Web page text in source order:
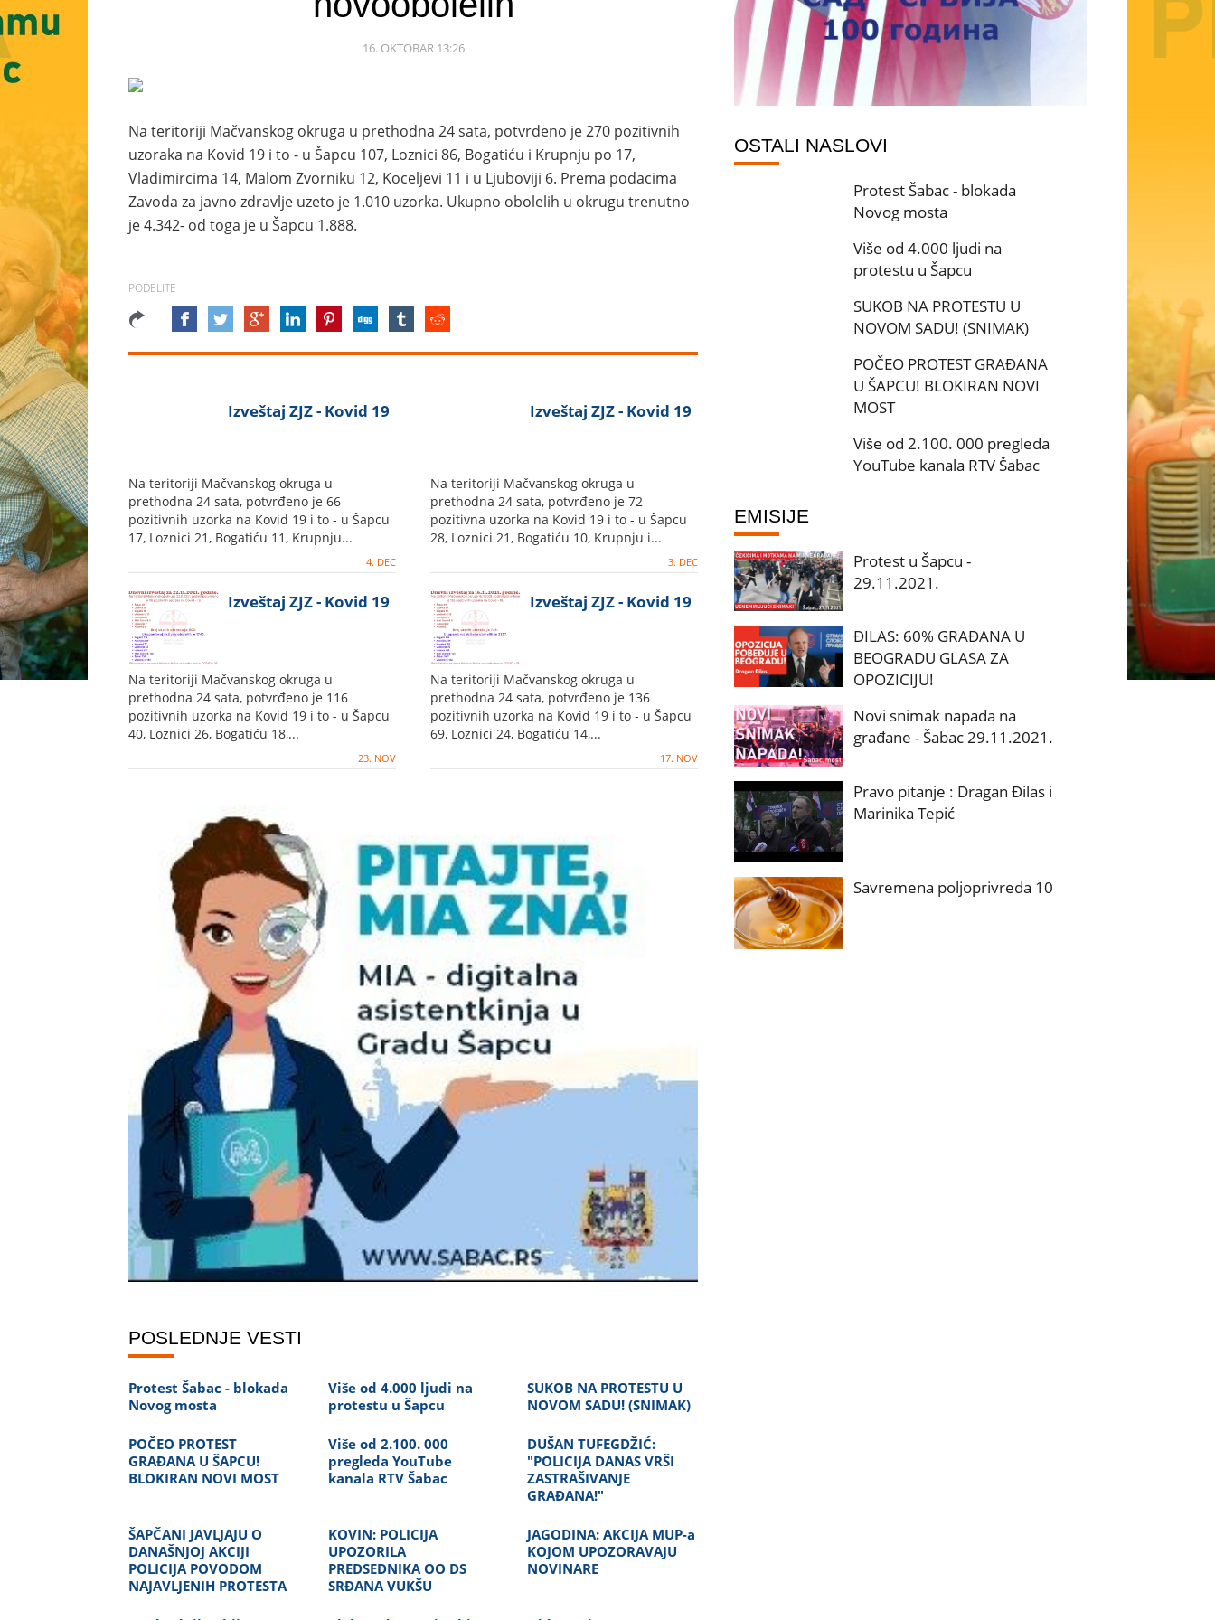
16. OKTOBAR 13:26
Na teritoriji Mačvanskog okruga u prethodna 24 sata, potvrđeno je 270 pozitivnih
uzoraka na Kovid 19 i to - u Šapcu 107, Loznici 86, Bogatiću i Krupnju po 17,
Vladimircima 14, Malom Zvorniku 12, Koceljevi 11 i u Ljuboviji 6. Prema podacima
Zavoda za javno zdravlje uzeto je 1.010 uzorka. Ukupno obolelih u okrugu trenutno
je 4.342- od toga je u Šapcu 1.888.
PODELITE
Izveštaj ZJZ - Kovid 19
Na teritoriji Mačvanskog okruga u
prethodna 24 sata, potvrđeno je 66
pozitivnih uzorka na Kovid 19 i to - u Šapcu
17, Loznici 21, Bogatiću 11, Krupnju...
4. DEC
Izveštaj ZJZ - Kovid 19
Na teritoriji Mačvanskog okruga u
prethodna 24 sata, potvrđeno je 72
pozitivna uzorka na Kovid 19 i to - u Šapcu
28, Loznici 21, Bogatiću 10, Krupnju i...
3. DEC
Izveštaj ZJZ - Kovid 19
Na teritoriji Mačvanskog okruga u
prethodna 24 sata, potvrđeno je 116
pozitivnih uzorka na Kovid 19 i to - u Šapcu
40, Loznici 26, Bogatiću 18,...
23. NOV
Izveštaj ZJZ - Kovid 19
Na teritoriji Mačvanskog okruga u
prethodna 24 sata, potvrđeno je 136
pozitivnih uzorka na Kovid 19 i to - u Šapcu
69, Loznici 24, Bogatiću 14,...
17. NOV
POSLEDNJE VESTI
Protest Šabac - blokada
Novog mosta
Više od 4.000 ljudi na
protestu u Šapcu
SUKOB NA PROTESTU U
NOVOM SADU! (SNIMAK)
POČEO PROTEST
GRAĐANA U ŠAPCU!
BLOKIRAN NOVI MOST
Više od 2.100. 000
pregleda YouTube
kanala RTV Šabac
DUŠAN TUFEGDŽIĆ:
"POLICIJA DANAS VRŠI
ZASTRAŠIVANJE
GRAĐANA!"
ŠAPČANI JAVLJAJU O
DANAŠNJOJ AKCIJI
POLICIJA POVODOM
NAJAVLJENIH PROTESTA
KOVIN: POLICIJA
UPOZORILA
PREDSEDNIKA OO DS
SRĐANA VUKŠU
JAGODINA: AKCIJA MUP-a
KOJOM UPOZORAVAJU
NOVINARE
OSTALI NASLOVI
Protest Šabac - blokada
Novog mosta
Više od 4.000 ljudi na
protestu u Šapcu
SUKOB NA PROTESTU U
NOVOM SADU! (SNIMAK)
POČEO PROTEST GRAĐANA
U ŠAPCU! BLOKIRAN NOVI
MOST
Više od 2.100. 000 pregleda
YouTube kanala RTV Šabac
EMISIJE
Protest u Šapcu -
29.11.2021.
ĐILAS: 60% GRAĐANA U
BEOGRADU GLASA ZA
OPOZICIJU!
Novi snimak napada na
građane - Šabac 29.11.2021.
Pravo pitanje : Dragan Đilas i
Marinika Tepić
Savremena poljoprivreda 10